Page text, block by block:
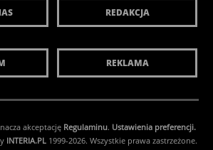
REDAKCJA
REKLAMA
akceptację Regulaminu. Ustawienia preferencji.
INTERIA.PL 1999-2026. Wszystkie prawa zastrzeżone.